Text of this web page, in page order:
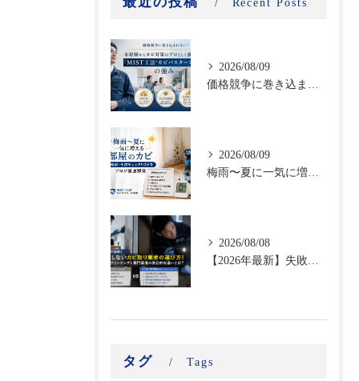
Recent Posts
2026/08/09
2026/08/09
2026/08/08
タグ Tags